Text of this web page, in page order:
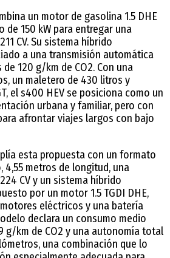
un motor de gasolina 1.5 DHE
150 kW para entregar una
CV. Su sistema híbrido
a una transmisión automática
120 g/km de CO2. Con una
un maletero de 430 litros y
el s400 HEV se posiciona como un
urbana y familiar, pero con
afrontar viajes largos con bajo
esta propuesta con un formato
4,55 metros de longitud, una
CV y un sistema híbrido
por un motor 1.5 TGDI DHE,
eléctricos y una batería
declara un consumo medio
g/km de CO2 y una autonomía total
una combinación que lo